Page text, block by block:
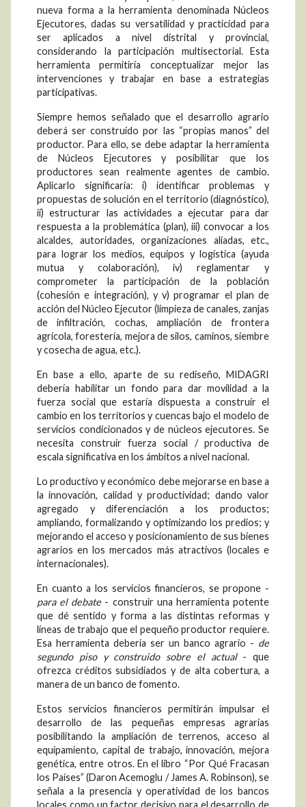
nueva forma a la herramienta denominada Núcleos
Ejecutores, dadas su versatilidad y practicidad para
ser aplicados a nivel distrital y provincial,
considerando la participación multisectorial. Esta
herramienta permitiría conceptualizar mejor las
intervenciones y trabajar en base a estrategias
participativas.
Siempre hemos señalado que el desarrollo agrario
deberá ser construido por las “propias manos” del
productor. Para ello, se debe adaptar la herramienta
de Núcleos Ejecutores y posibilitar que los
productores sean realmente agentes de cambio.
Aplicarlo significaría: i) identificar problemas y
propuestas de solución en el territorio (diagnóstico),
ii) estructurar las actividades a ejecutar para dar
respuesta a la problemática (plan), iii) convocar a los
alcaldes, autoridades, organizaciones aliadas, etc.,
para lograr los medios, equipos y logística (ayuda
mutua y colaboración), iv) reglamentar y
comprometer la participación de la población
(cohesión e integración), y v) programar el plan de
acción del Núcleo Ejecutor (limpieza de canales, zanjas
de infiltración, cochas, ampliación de frontera
agrícola, forestería, mejora de silos, caminos, siembre
y cosecha de agua, etc.).
En base a ello, aparte de su rediseño, MIDAGRI
debería habilitar un fondo para dar movilidad a la
fuerza social que estaría dispuesta a construir el
cambio en los territorios y cuencas bajo el modelo de
servicios condicionados y de núcleos ejecutores. Se
necesita construir fuerza social / productiva de
escala significativa en los ámbitos a nivel nacional.
Lo productivo y económico debe mejorarse en base a
la innovación, calidad y productividad; dando valor
agregado y diferenciación a los productos;
ampliando, formalizando y optimizando los predios; y
mejorando el acceso y posicionamiento de sus bienes
agrarios en los mercados más atractivos (locales e
internacionales).
En cuanto a los servicios financieros, se propone -
para el debate - construir una herramienta potente
que dé sentido y forma a las distintas reformas y
líneas de trabajo que el pequeño productor requiere.
Esa herramienta debería ser un banco agrario - de
segundo piso y construido sobre el actual - que
ofrezca créditos subsidiados y de alta cobertura, a
manera de un banco de fomento.
Estos servicios financieros permitirán impulsar el
desarrollo de las pequeñas empresas agrarias
posibilitando la ampliación de terrenos, acceso al
equipamiento, capital de trabajo, innovación, mejora
genética, entre otros. En el libro “Por Qué Fracasan
los Países” (Daron Acemoglu / James A. Robinson), se
señala a la presencia y operatividad de los bancos